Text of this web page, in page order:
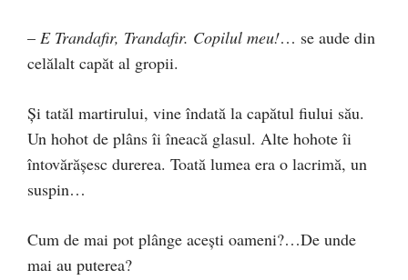
– E Trandafir, Trandafir. Copilul meu!… se aude din
celălalt capăt al gropii.
Şi tatăl martirului, vine îndată la capătul fiului său.
Un hohot de plâns îi îneacă glasul. Alte hohote îi
întovărăşesc durerea. Toată lumea era o lacrimă, un
suspin…
Cum de mai pot plânge aceşti oameni?…De unde
mai au puterea?